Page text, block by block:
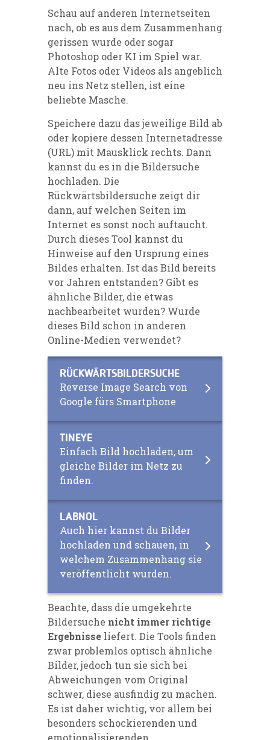
Schau auf anderen Internetseiten
nach, ob es aus dem Zusammenhang
gerissen wurde oder sogar
Photoshop oder KI im Spiel war.
Alte Fotos oder Videos als angeblich
neu ins Netz stellen, ist eine
beliebte Masche.
Speichere dazu das jeweilige Bild ab
oder kopiere dessen Internetadresse
(URL) mit Mausklick rechts. Dann
kannst du es in die Bildersuche
hochladen. Die
Rückwärtsbildersuche zeigt dir
dann, auf welchen Seiten im
Internet es sonst noch auftaucht.
Durch dieses Tool kannst du
Hinweise auf den Ursprung eines
Bildes erhalten. Ist das Bild bereits
vor Jahren entstanden? Gibt es
ähnliche Bilder, die etwas
nachbearbeitet wurden? Wurde
dieses Bild schon in anderen
Online-Medien verwendet?
RÜCKWÄRTSBILDERSUCHE
Reverse Image Search von
Google fürs Smartphone
TINEYE
Einfach Bild hochladen, um
gleiche Bilder im Netz zu
finden.
LABNOL
Auch hier kannst du Bilder
hochladen und schauen, in
welchem Zusammenhang sie
veröffentlicht wurden.
Beachte, dass die umgekehrte
Bildersuche nicht immer richtige
Ergebnisse liefert. Die Tools finden
zwar problemlos optisch ähnliche
Bilder, jedoch tun sie sich bei
Abweichungen vom Original
schwer, diese ausfindig zu machen.
Es ist daher wichtig, vor allem bei
besonders schockierenden und
emotionalisierenden